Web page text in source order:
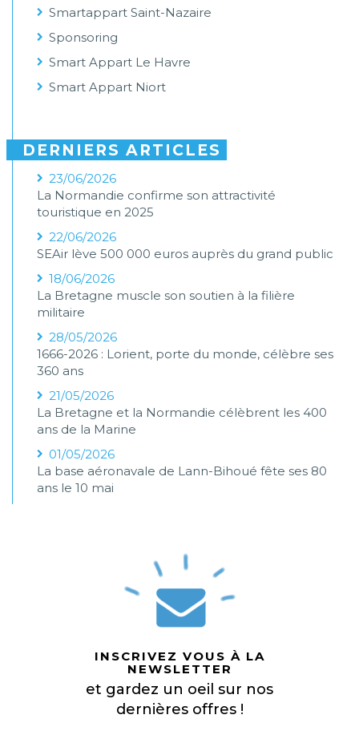
Smartappart Saint-Nazaire
Sponsoring
Smart Appart Le Havre
Smart Appart Niort
DERNIERS ARTICLES
23/06/2026
La Normandie confirme son attractivité
touristique en 2025
22/06/2026
SEAir lève 500 000 euros auprès du grand public
18/06/2026
La Bretagne muscle son soutien à la filière
militaire
28/05/2026
1666-2026 : Lorient, porte du monde, célèbre ses
360 ans
21/05/2026
La Bretagne et la Normandie célèbrent les 400
ans de la Marine
01/05/2026
La base aéronavale de Lann-Bihoué fête ses 80
ans le 10 mai
INSCRIVEZ VOUS À LA
NEWSLETTER
et gardez un oeil sur nos
dernières offres !